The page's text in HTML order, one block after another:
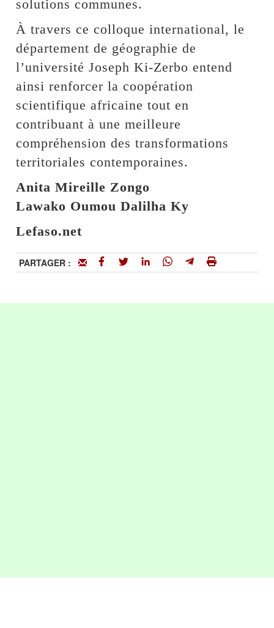
solutions communes.
À travers ce colloque international, le
département de géographie de
l’université Joseph Ki-Zerbo entend
ainsi renforcer la coopération
scientifique africaine tout en
contribuant à une meilleure
compréhension des transformations
territoriales contemporaines.
Anita Mireille Zongo
Lawako Oumou Dalilha Ky
Lefaso.net
PARTAGER :